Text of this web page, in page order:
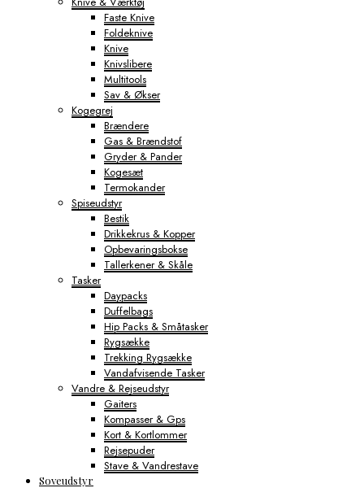
Faste Knive
Foldeknive
Knive
Knivslibere
Multitools
Sav & Økser
Kogegrej
Brændere
Gas & Brændstof
Gryder & Pander
Kogesæt
Termokander
Spiseudstyr
Bestik
Drikkekrus & Kopper
Opbevaringsbokse
Tallerkener & Skåle
Tasker
Daypacks
Duffelbags
Hip Packs & Småtasker
Rygsække
Trekking Rygsække
Vandafvisende Tasker
Vandre & Rejseudstyr
Gaiters
Kompasser & Gps
Kort & Kortlommer
Rejsepuder
Stave & Vandrestave
Soveudstyr